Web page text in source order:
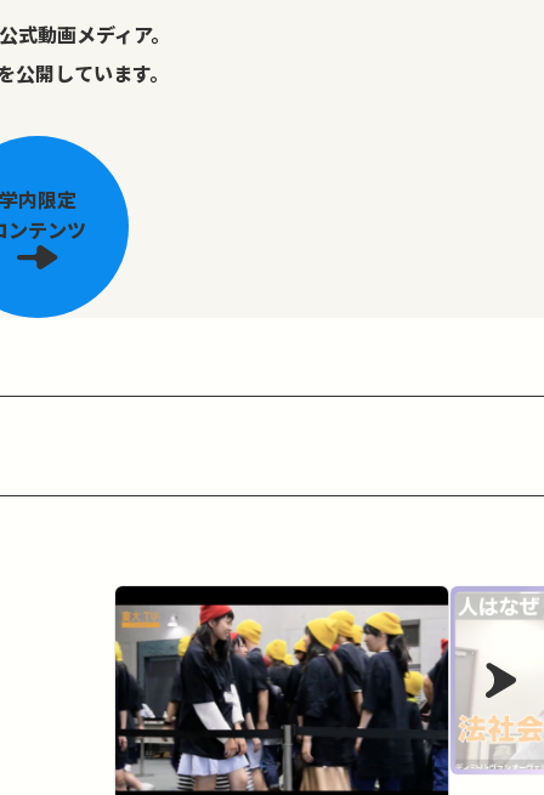
式動画メディア。
開しています。
学内限定
ンテンツ